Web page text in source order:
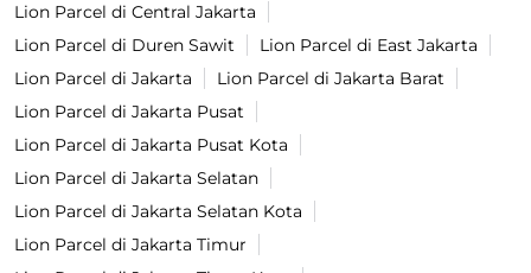
Lion Parcel di Central Jakarta
Lion Parcel di Duren Sawit
Lion Parcel di East Jakarta
Lion Parcel di Jakarta
Lion Parcel di Jakarta Barat
Lion Parcel di Jakarta Pusat
Lion Parcel di Jakarta Pusat Kota
Lion Parcel di Jakarta Selatan
Lion Parcel di Jakarta Selatan Kota
Lion Parcel di Jakarta Timur